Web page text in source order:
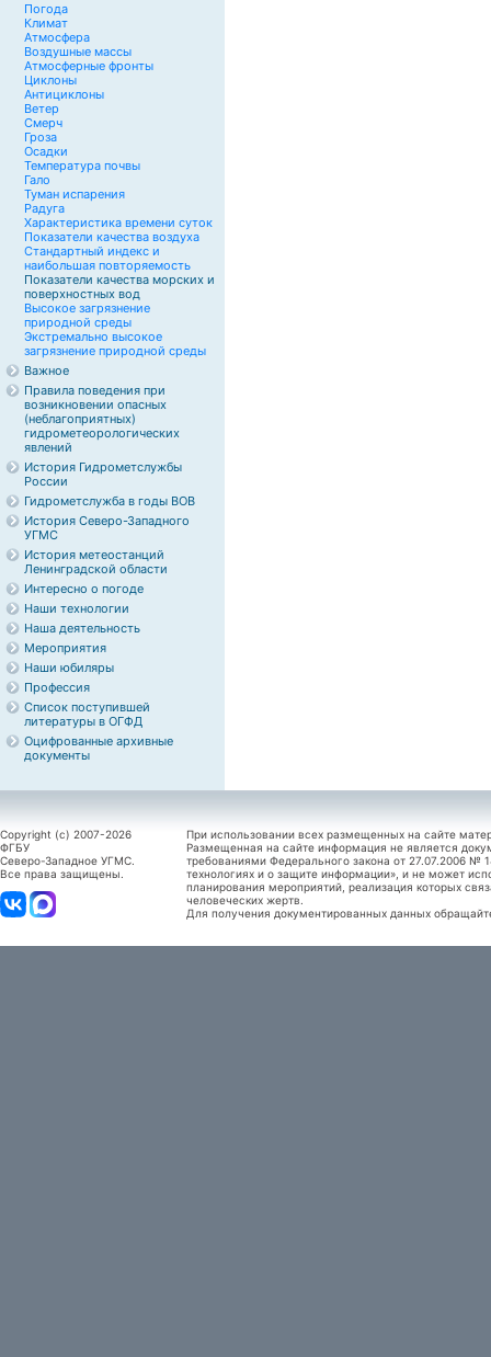
Погода
Климат
Атмосфера
Воздушные массы
Атмосферные фронты
Циклоны
Антициклоны
Ветер
Смерч
Гроза
Осадки
Температура почвы
Гало
Туман испарения
Радуга
Характеристика времени суток
Показатели качества воздуха
Стандартный индекс и
наибольшая повторяемость
Показатели качества морских и
поверхностных вод
Высокое загрязнение
природной среды
Экстремально высокое
загрязнение природной среды
Важное
Правила поведения при
возникновении опасных
(неблагоприятных)
гидрометеорологических
явлений
История Гидрометслужбы
России
Гидрометслужба в годы ВОВ
История Северо-Западного
УГМС
История метеостанций
Ленинградской области
Интересно о погоде
Наши технологии
Наша деятельность
Мероприятия
Наши юбиляры
Профессия
Список поступившей
литературы в ОГФД
Оцифрованные архивные
документы
Copyright (c) 2007-2026
ФГБУ
Северо-Западное УГМС.
Все права защищены.
При использовании всех размещенных на сайте
Размещенная на сайте информация не является
требованиями Федерального закона от 27.07.2006
технологиях и о защите информации», и не может
планирования мероприятий, реализация которых
человеческих жертв.
Для получения документированных данных